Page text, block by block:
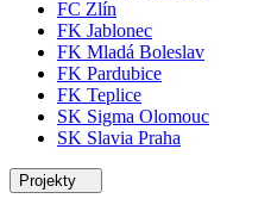
FC Zlín
FK Jablonec
FK Mladá Boleslav
FK Pardubice
FK Teplice
SK Sigma Olomouc
SK Slavia Praha
Projekty